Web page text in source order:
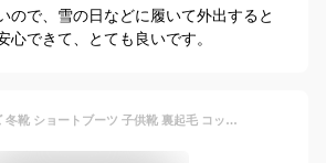
ので、雪の日などに履いて外出すると
心できて、とても良いです。
キッズシューズ 冬靴 ショートブーツ 子供靴 裏起毛 コットン 中綿 ベビー 女の子 男の子 防寒 暖かい 厚手 ローヒール 通園通学 ジュニアシューズ スノーブーツ ウィンターブーツ 14cm 15cm 17cm 19cm 20cm 21cm 22cm 23cm dt079x1